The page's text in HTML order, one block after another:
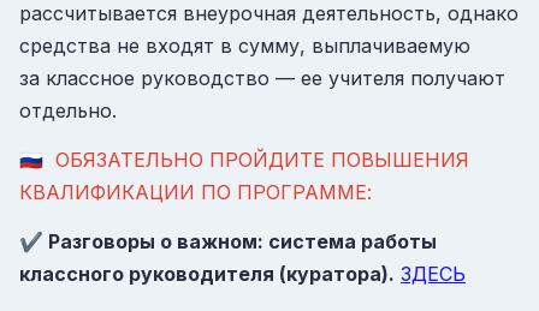
рассчитывается внеурочная деятельность, однако
средства не входят в сумму, выплачиваемую
за классное руководство — ее учителя получают
отдельно.
🇷🇺 ОБЯЗАТЕЛЬНО ПРОЙДИТЕ ПОВЫШЕНИЯ
КВАЛИФИКАЦИИ ПО ПРОГРАММЕ:
✔️ Разговоры о важном: система работы
классного руководителя (куратора). ЗДЕСЬ